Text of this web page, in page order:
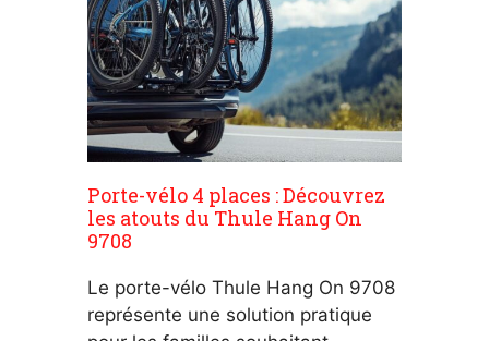
Porte-vélo 4 places : Découvrez
les atouts du Thule Hang On
9708
Le porte-vélo Thule Hang On 9708
représente une solution pratique